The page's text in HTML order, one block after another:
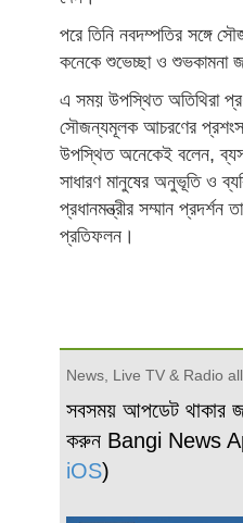
পরে তিনি নবদম্পতির সঙ্গে
কনেকে শুভেচ্ছা ও শুভকামনা
এ সময় উপস্থিত অতিথিরা
সৌজন্যমূলক আচরণের
উপস্থিত অনেকেই বলেন,
সাধারণ মানুষের অনুভূতি ও
প্রধানমন্ত্রীর সম্মান প্রদর্শন
প্রতিফলন।
News, Live TV & Radio
সবসময় আপডেট
করুন Bangi News
iOS)